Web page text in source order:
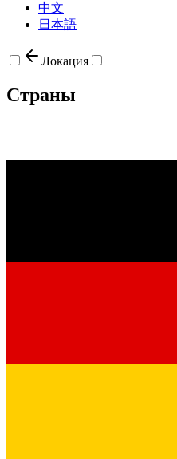
中文
日本語
Локация
Страны